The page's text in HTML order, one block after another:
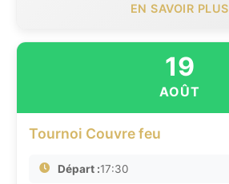
EN SAVOIR PLUS
19
AOÛT
Tournoi Couvre feu
Départ :17:30